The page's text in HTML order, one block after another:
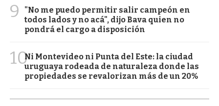
9
"No me puedo permitir salir campeón en
todos lados y no acá", dijo Bava quien no
pondrá el cargo a disposición
10Ni Montevideo ni Punta del Este: la ciudad
uruguaya rodeada de naturaleza donde las
propiedades se revalorizan más de un 20%